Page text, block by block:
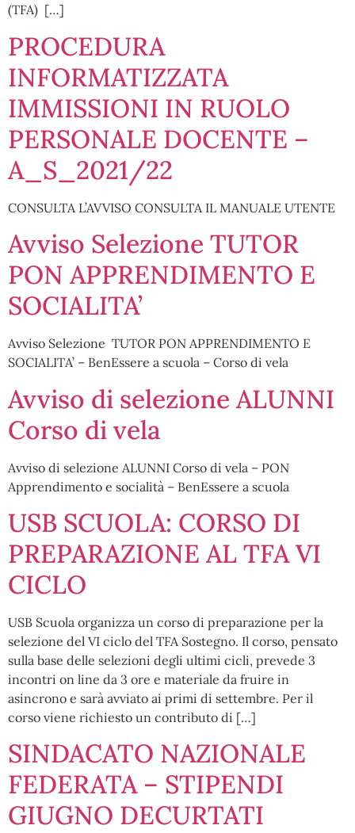
(TFA) […]
PROCEDURA
INFORMATIZZATA
IMMISSIONI IN RUOLO
PERSONALE DOCENTE –
A_S_2021/22
CONSULTA L’AVVISO CONSULTA IL MANUALE UTENTE
Avviso Selezione TUTOR
PON APPRENDIMENTO E
SOCIALITA’
Avviso Selezione TUTOR PON APPRENDIMENTO E
SOCIALITA’ – BenEssere a scuola – Corso di vela
Avviso di selezione ALUNNI
Corso di vela
Avviso di selezione ALUNNI Corso di vela – PON
Apprendimento e socialità – BenEssere a scuola
USB SCUOLA: CORSO DI
PREPARAZIONE AL TFA VI
CICLO
USB Scuola organizza un corso di preparazione per la
selezione del VI ciclo del TFA Sostegno. Il corso, pensato
sulla base delle selezioni degli ultimi cicli, prevede 3
incontri on line da 3 ore e materiale da fruire in
asincrono e sarà avviato ai primi di settembre. Per il
corso viene richiesto un contributo di […]
SINDACATO NAZIONALE
FEDERATA – STIPENDI
GIUGNO DECURTATI